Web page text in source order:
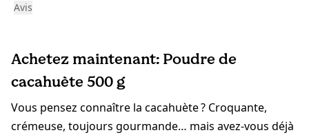
Avis
Achetez maintenant: Poudre de
cacahuète 500 g
Vous pensez connaître la cacahuète ? Croquante,
crémeuse, toujours gourmande… mais avez-vous déjà